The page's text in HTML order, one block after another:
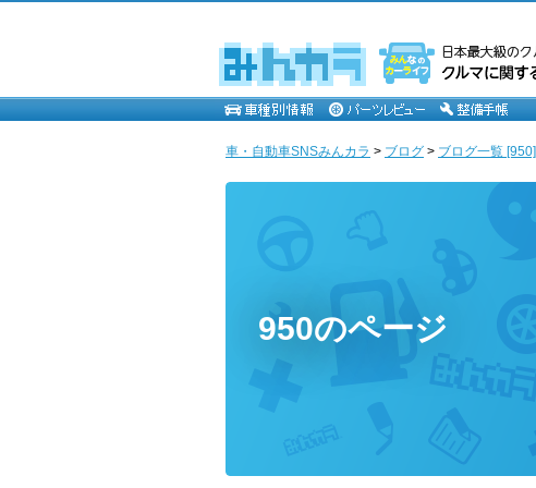
車・自動車SNSみんカラ > ブログ > ブログ一覧 [950]
950のページ